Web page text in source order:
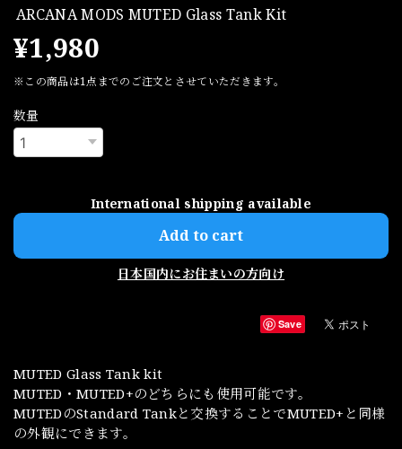
ARCANA MODS MUTED Glass Tank Kit
¥1,980
※この商品は1点までのご注文とさせていただきます。
数量
International shipping available
Add to cart
日本国内にお住まいの方向け
Save
MUTED Glass Tank kit
MUTED・MUTED+のどちらにも使用可能です。
MUTEDのStandard Tankと交換することでMUTED+と同様
の外観にできます。